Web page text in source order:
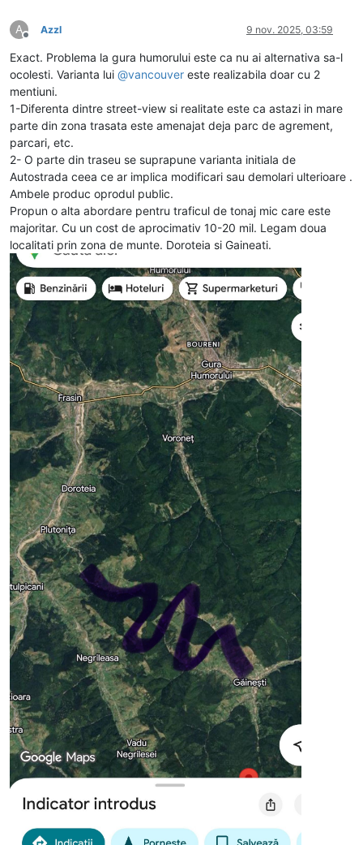
A
Deconectat
Azzl 9 nov. 2025, 03:59
Exact. Problema la gura humorului este ca nu ai alternativa sa-l
ocolesti. Varianta lui @vancouver este realizabila doar cu 2
mentiuni.
1-Diferenta dintre street-view si realitate este ca astazi in mare
parte din zona trasata este amenajat deja parc de agrement,
parcari, etc.
2- O parte din traseu se suprapune varianta initiala de
Autostrada ceea ce ar implica modificari sau demolari ulterioare .
Ambele produc oprodul public.
Propun o alta abordare pentru traficul de tonaj mic care este
majoritar. Cu un cost de aprocimativ 10-20 mil. Legam doua
localitati prin zona de munte. Doroteia si Gaineati.